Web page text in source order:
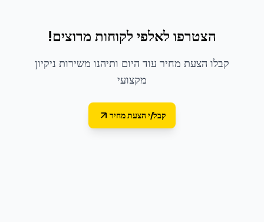
הצטרפו לאלפי לקוחות מרוצים!
קבלו הצעת מחיר עוד היום ותיהנו משירות ניקיון
מקצועי
קבל/י הצעת מחיר